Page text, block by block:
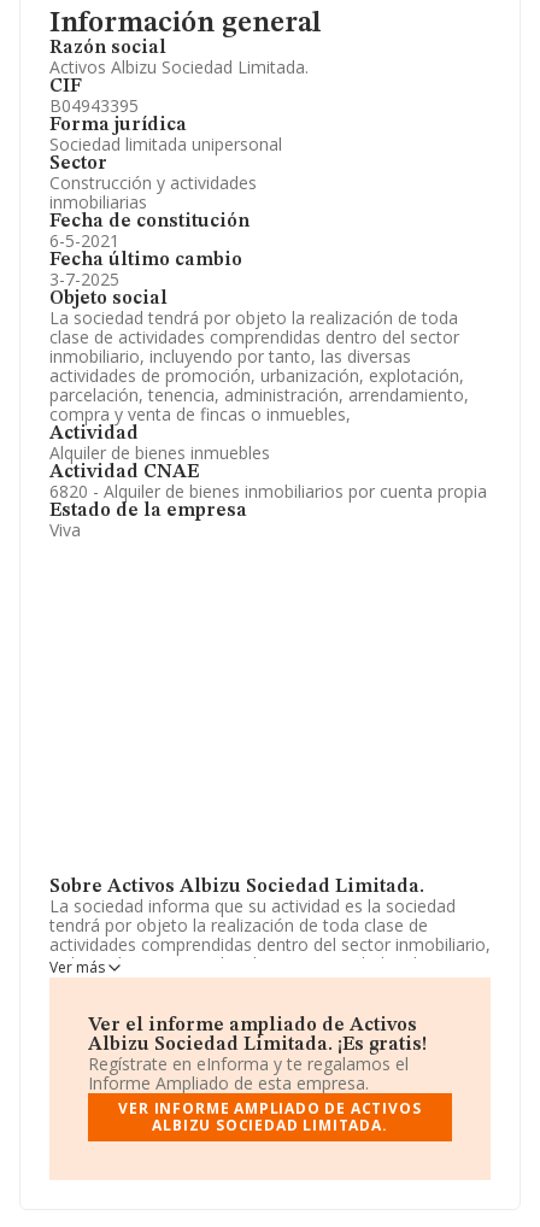
Información general
Razón social
Activos Albizu Sociedad Limitada.
CIF
B04943395
Forma jurídica
Sociedad limitada unipersonal
Sector
Construcción y actividades
inmobiliarias
Fecha de constitución
6-5-2021
Fecha último cambio
3-7-2025
Objeto social
La sociedad tendrá por objeto la realización de toda
clase de actividades comprendidas dentro del sector
inmobiliario, incluyendo por tanto, las diversas
actividades de promoción, urbanización, explotación,
parcelación, tenencia, administración, arrendamiento,
compra y venta de fincas o inmuebles,
Actividad
Alquiler de bienes inmuebles
Actividad CNAE
6820 - Alquiler de bienes inmobiliarios por cuenta propia
Estado de la empresa
Viva
Sobre Activos Albizu Sociedad Limitada.
La sociedad informa que su actividad es la sociedad
tendrá por objeto la realización de toda clase de
actividades comprendidas dentro del sector inmobiliario,
incluyendo por tanto, las diversas actividades de
promoción, urbanización, explotación, parcelación,
venta de fincas o inmuebles,. La empresa está
registrada como Sociedad Limitada. Su CNAE
corresponde a 6820 con código 'Alquiler de bienes
inmobiliarios por cuenta propia'. La compañía no tiene
actividad en mercados exteriores.
El número de empleados ha bajado un 100% y teniendo
contado con un número de empleados inferior a la
Ver más
Ver el informe ampliado de Activos
Albizu Sociedad Limitada. ¡Es gratis!
Regístrate en eInforma y te regalamos el
Informe Ampliado de esta empresa.
VER INFORME AMPLIADO DE ACTIVOS
ALBIZU SOCIEDAD LIMITADA.
Información oficial y registral complementaria.